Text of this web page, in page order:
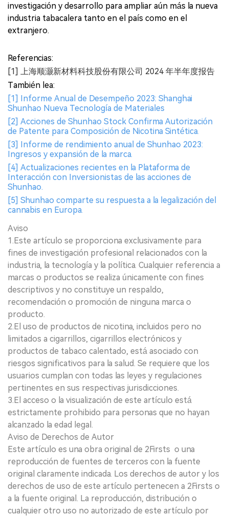
investigación y desarrollo para ampliar aún más la nueva
industria tabacalera tanto en el país como en el
extranjero.
Referencias:
[1] 上海顺灏新材料科技股份有限公司 2024 年半年度报告
También lea:
[1] Informe Anual de Desempeño 2023: Shanghai
Shunhao Nueva Tecnología de Materiales
[2] Acciones de Shunhao Stock Confirma Autorización
de Patente para Composición de Nicotina Sintética.
[3] Informe de rendimiento anual de Shunhao 2023:
Ingresos y expansión de la marca.
[4] Actualizaciones recientes en la Plataforma de
Interacción con Inversionistas de las acciones de
Shunhao.
[5] Shunhao comparte su respuesta a la legalización del
cannabis en Europa.
Aviso
1.Este artículo se proporciona exclusivamente para
fines de investigación profesional relacionados con la
industria, la tecnología y la política. Cualquier referencia a
marcas o productos se realiza únicamente con fines
descriptivos y no constituye un respaldo,
recomendación o promoción de ninguna marca o
producto.
2.El uso de productos de nicotina, incluidos pero no
limitados a cigarrillos, cigarrillos electrónicos y
productos de tabaco calentado, está asociado con
riesgos significativos para la salud. Se requiere que los
usuarios cumplan con todas las leyes y regulaciones
pertinentes en sus respectivas jurisdicciones.
3.El acceso o la visualización de este artículo está
estrictamente prohibido para personas que no hayan
alcanzado la edad legal.
Aviso de Derechos de Autor
Este artículo es una obra original de 2Firsts o una
reproducción de fuentes de terceros con la fuente
original claramente indicada. Los derechos de autor y los
derechos de uso de este artículo pertenecen a 2Firsts o
a la fuente original. La reproducción, distribución o
cualquier otro uso no autorizado de este artículo por